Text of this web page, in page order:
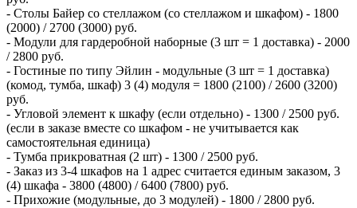
- Столы Байер со стеллажом (со стеллажом и шкафом) - 1800
(2000) / 2700 (3000) руб.
- Модули для гардеробной наборные (3 шт = 1 доставка) - 2000
/ 2800 руб.
- Гостиные по типу Эйлин - модульные (3 шт = 1 доставка)
(комод, тумба, шкаф) 3 (4) модуля = 1800 (2100) / 2600 (3200)
руб.
- Угловой элемент к шкафу (если отдельно) - 1300 / 2500 руб.
(если в заказе вместе со шкафом - не учитывается как
самостоятельная единица)
- Тумба прикроватная (2 шт) - 1300 / 2500 руб.
- Заказ из 3-4 шкафов на 1 адрес считается единым заказом, 3
(4) шкафа - 3800 (4800) / 6400 (7800) руб.
- Прихожие (модульные, до 3 модулей) - 1800 / 2800 руб.